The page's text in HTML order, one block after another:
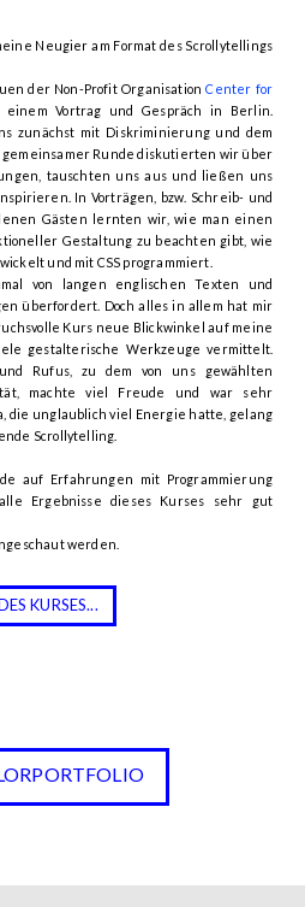
Neugier am Format des Scrollytellings
der Non-Profit OrganisationCenter for
einem Vortrag und Gespräch in Berlin.
zunächst mit Diskriminierung und dem
Runde diskutierten wir über
tauschten uns aus und ließen uns
In Vorträgen, bzw. Schreib- und
Gästen lernten wir, wie man einen
Gestaltung zu beachten gibt, wie
und mit CSS programmiert.
von langen englischen Texten und
überfordert. Doch alles in allem hat mir
Kurs neue Blickwinkel auf meine
gestalterische Werkzeuge vermittelt.
Rufus, zu dem von uns gewählten
machte viel Freude und war sehr
die unglaublich viel Energie hatte, gelang
Scrollytelling.
auf Erfahrungen mit Programmierung
Ergebnisse dieses Kurses sehr gut
werden.
KURSES...